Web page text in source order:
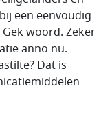
een eenvoudig
Gek woord. Zeker
anno nu.
Dat is